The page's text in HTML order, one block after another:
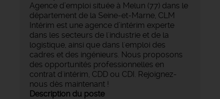
Agence d’emploi située à Melun (77) dans le
département de la Seine-et-Marne, CLM
Intérim est une agence d’intérim experte
dans les secteurs de l'industrie et de la
logistique, ainsi que dans l'emploi des
cadres et des ingénieurs. Nous proposons
des opportunités professionnelles en
contrat d'intérim, CDD ou CDI. Rejoignez-
nous dès maintenant !
Description du poste